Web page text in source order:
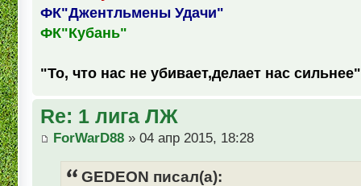
ФК"Джентльмены Удачи"
ФК"Кубань"
"То, что нас не убивает,делает нас сильнее"
Re: 1 лига ЛЖ
ForWarD88 » 04 апр 2015, 18:28
GEDEON писал(а):